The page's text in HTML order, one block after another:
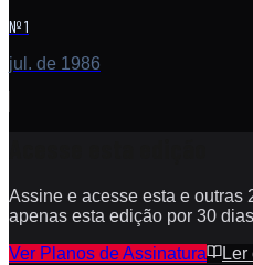
Nº 1
jul. de 1986
Assine e acesse esta e outras
apenas esta edição por 30
Ver Planos de Assinatura